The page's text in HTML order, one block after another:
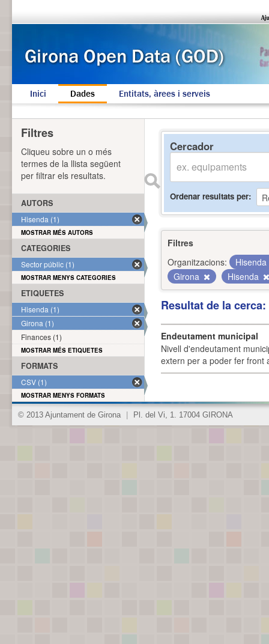
Inici Dades Entitats, àrees i serveis
Cercador
Ordenar resultats per
Filtres
Organitzacions:
Hisenda
Girona
Hisenda
Resultat de la
Endeutament municipal
Nivell d'endeutament
extern per a poder fer front
Filtres
Cliqueu sobre un o més
termes de la llista següent
per filtrar els resultats.
AUTORS
Hisenda (1)
MOSTRAR MÉS AUTORS
CATEGORIES
Sector públic (1)
MOSTRAR MENYS CATEGORIES
ETIQUETES
Hisenda (1)
Girona (1)
Finances (1)
MOSTRAR MÉS ETIQUETES
FORMATS
CSV (1)
MOSTRAR MENYS FORMATS
© 2013 Ajuntament de Girona Pl. del Vi, 1. 17004 GIRONA